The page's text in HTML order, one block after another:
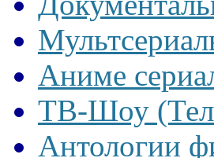
Аниме
ТВ-Шоу
Антологии